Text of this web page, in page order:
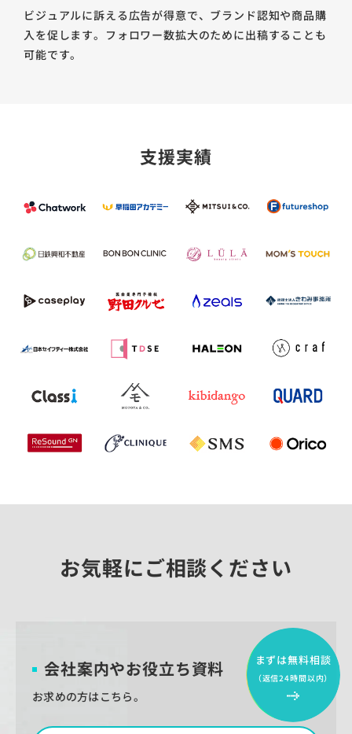
ビジュアルに訴える広告が得意で、ブランド認知や商品購
入を促します。フォロワー数拡大のために出稿することも
可能です。
支援実績
お気軽にご相談ください
会社案内やお役立ち資料
お求めの方はこちら。
まずは無料相談
（返信24時間以内）